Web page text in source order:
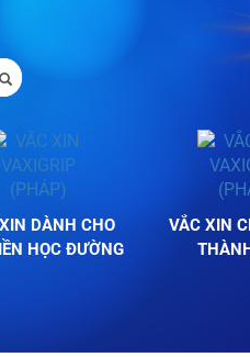
DÀNH CHO
HỌC ĐƯỜNG
VẮC XIN